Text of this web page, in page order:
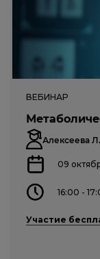
ВЕБИНАР
Алексеева
09
16:00 -
Участие